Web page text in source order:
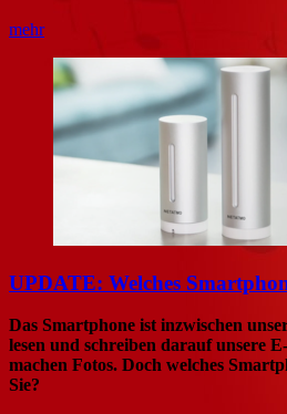
mehr
UPDATE: Welches
Das Smartphone ist inzwischen
lesen und schreiben darauf unsere
machen Fotos. Doch welches
Sie?